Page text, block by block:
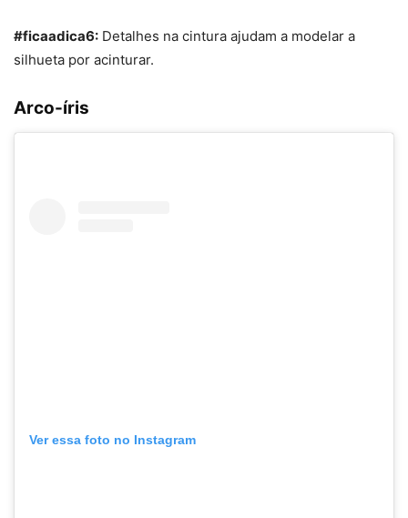
#ficaadica6: Detalhes na cintura ajudam a modelar a
silhueta por acinturar.
Arco-íris
Ver essa foto no Instagram